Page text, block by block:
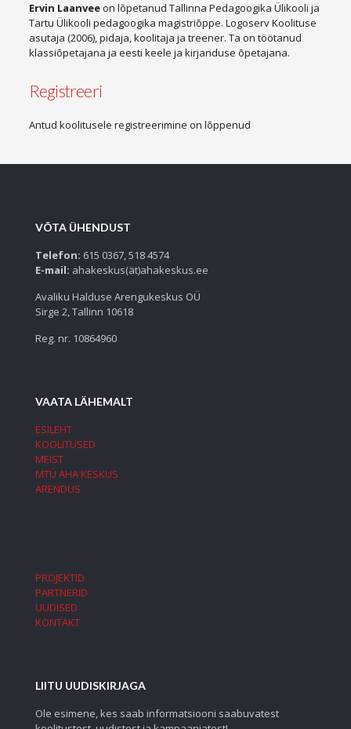
Ervin Laanveeon lõpetanud Tallinna Pedagoogika Ülikooli ja
Tartu Ülikooli pedagoogika magistriõppe. Logoserv Koolituse
asutaja (2006), pidaja, koolitaja ja treener. Ta on töötanud
klassiõpetajana ja eesti keele ja kirjanduse õpetajana.
Registreeri
Antud koolitusele registreerimine on lõppenud
VÕTA ÜHENDUST
Telefon: 615 0367, 518 4574
E-mail: ahakeskus(ät)ahakeskus.ee
Avaliku Halduse Arengukeskus OÜ
Sirge 2, Tallinn 10618
Reg. nr. 10864960
VAATA LÄHEMALT
ESILEHT
KOOLITUSED
MEIST
MTÜ AHA KESKUS
ARENDUS
PROJEKTID
PARTNERID
UUDISED
KONTAKT
LIITU UUDISKIRJAGA
Ole esimene, kes saab informatsiooni saabuvatest